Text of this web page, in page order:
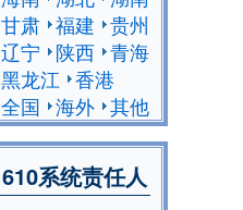
甘肃 福建 贵州
辽宁
陕西 青海
黑龙江 香港
全国 海外 其他
610系统责任人